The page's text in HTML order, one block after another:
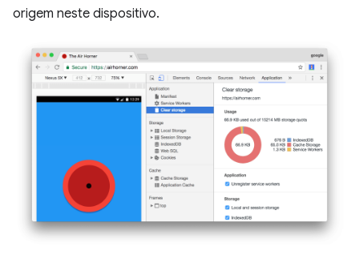
origem neste dispositivo.